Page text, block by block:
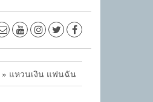
» แหวนเงิน แฟนฉัน